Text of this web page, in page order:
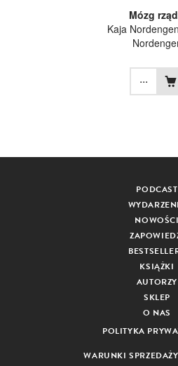
Mózg
Kaja Nordengen
...
PODCAST
NOWOŚCI
KSIĄŻKI
AUTORZY
SKLEP
O NAS
POLITYKA
WARUNKI